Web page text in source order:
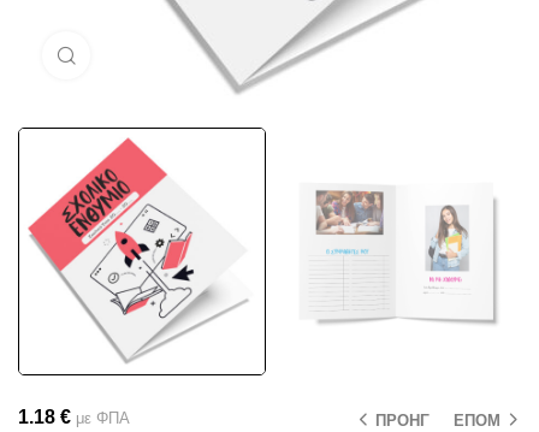
ΠΡΟΗΓ ΕΠΟΜ
1.18 € με ΦΠΑ